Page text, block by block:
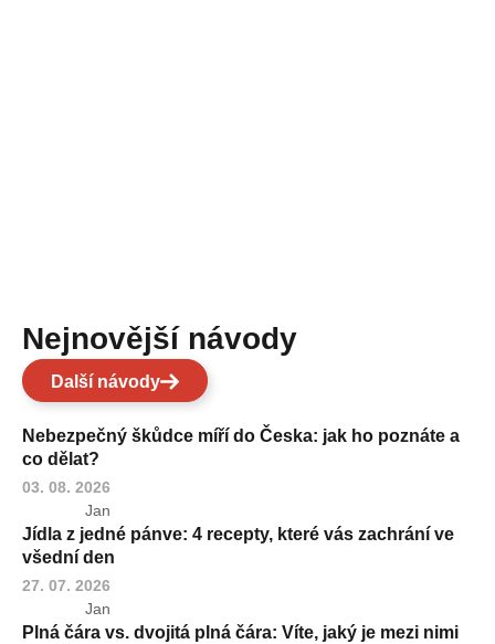
Nejnovější návody
Další návody
Nebezpečný škůdce míří do Česka: jak ho poznáte a
co dělat?
03. 08. 2026
Jan
Jídla z jedné pánve: 4 recepty, které vás zachrání ve
všední den
27. 07. 2026
Jan
Plná čára vs. dvojitá plná čára: Víte, jaký je mezi nimi